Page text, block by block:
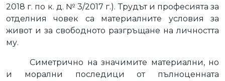
2018 г. по к. д. № 3/2017 г.). Трудът и професията за
отделния човек са материалните условия за
живот и за свободното разгръщане на личността
му.
Симетрично на значимите материални, но
и морални последици от пълноценната